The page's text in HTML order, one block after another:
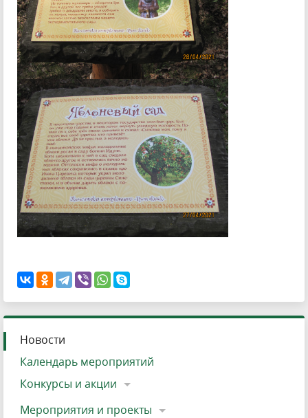
Новости
Календарь мероприятий
Конкурсы и акции
Мероприятия и проекты